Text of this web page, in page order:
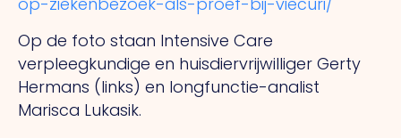
Op de foto staan Intensive Care
verpleegkundige en huisdiervrijwilliger Gerty
Hermans (links) en longfunctie-analist
Marisca Lukasik.